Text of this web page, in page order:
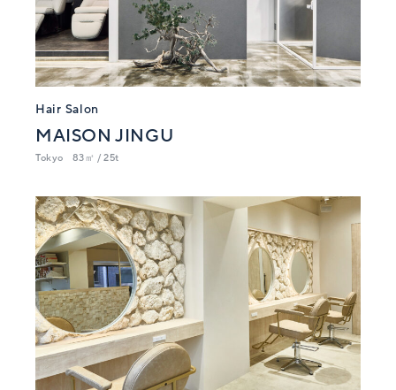
Hair Salon
MAISON JINGU
Tokyo 83㎡ / 25t